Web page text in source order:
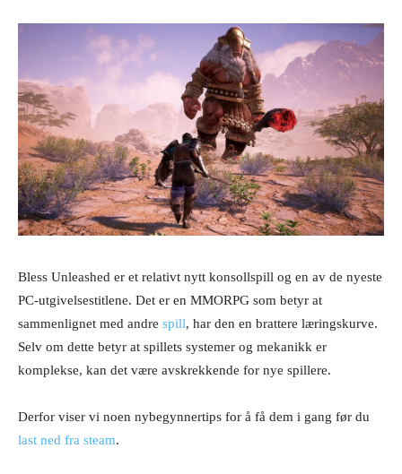
Bless Unleashed er et relativt nytt konsollspill og en av de nyeste
PC-utgivelsestitlene. Det er en MMORPG som betyr at
sammenlignet med andre spill, har den en brattere læringskurve.
Selv om dette betyr at spillets systemer og mekanikk er
komplekse, kan det være avskrekkende for nye spillere.
Derfor viser vi noen nybegynnertips for å få dem i gang før du
last ned fra steam.